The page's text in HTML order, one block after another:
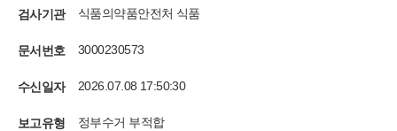
검사기관 식품의약품안전처 식품
문서번호 3000230573
수신일자 2026.07.08 17:50:30
보고유형 정부수거 부적합